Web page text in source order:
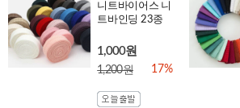
니트바이어스 니
트바인딩 23종
1,000원
1,200원 17%